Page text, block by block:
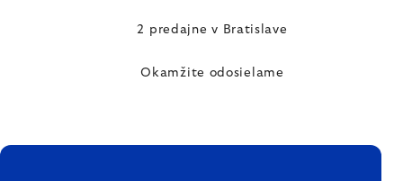
2 predajne v Bratislave
Okamžite odosielame
ZÁPÄTIE